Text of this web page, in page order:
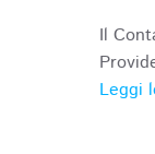
Il
Leggi